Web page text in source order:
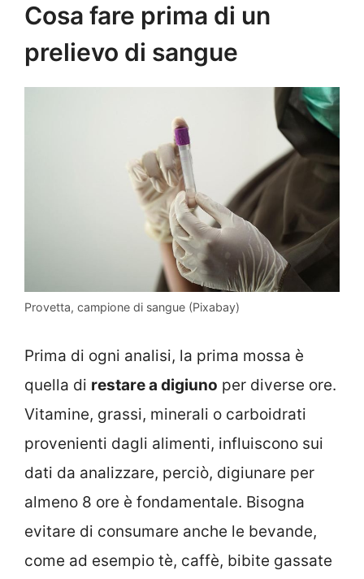
Cosa fare prima di un
prelievo di sangue
Provetta, campione di sangue (Pixabay)
Prima di ogni analisi, la prima mossa è
quella di restare a digiuno per diverse ore.
Vitamine, grassi, minerali o carboidrati
provenienti dagli alimenti, influiscono sui
dati da analizzare, perciò, digiunare per
almeno 8 ore è fondamentale. Bisogna
evitare di consumare anche le bevande,
come ad esempio tè, caffè, bibite gassate